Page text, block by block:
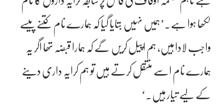
لکھا ہوا ہے۔’ہمیں نہیں بتایا گیا کہ ہمارے نام کتنے پیسے
واجب لادا ہیں، ہم اپیل کریں گے کہ ہمارا قبضہ تھا اگر یہ
ہمارے نام اسے منتقل کرتے ہیں تو ہم کرایہ داری دینے
کے لیے تیار ہیں۔‘